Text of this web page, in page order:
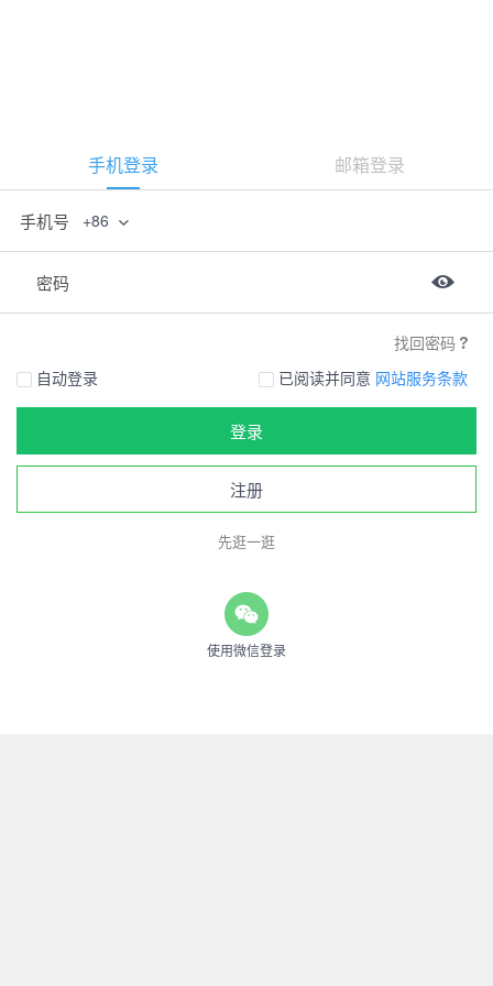
手机登录 邮箱登录
手机号 +86
密码
找回密码
自动登录
已阅读并同意 网站服务条款
登录
注册
先逛一逛
使用微信登录